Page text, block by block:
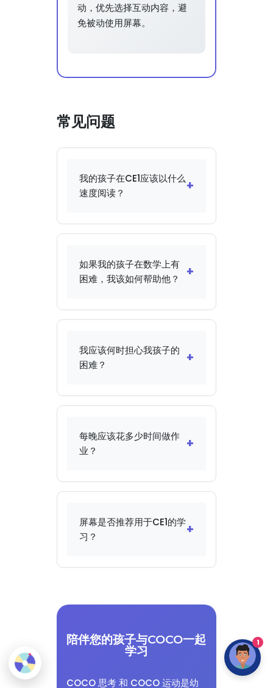
动，优先选择互动内容，避
免被动使用屏幕。
常见问题
我的孩子在CE1应该以什么
速度阅读？
+
该以每分钟约50-60个单词
80-100个单词的速度。这个
速度应该伴随着对文本的良
得较慢，首先要优先考虑理
如果我的孩子在数学上有
困难，我该如何帮助他？
+
念：用瓶盖计数，用橡皮泥
问题。将练习分解为简单的
步骤，并重视每一个小进
样的教育应用可以使学习更
我应该何时担心我孩子的
困难？
+
持续，或者如果您的孩子对
为问题，或者您观察到与同
龄人之间有显著差距，请提
评估，以确定是否存在特定
每晚应该花多少时间做作
业？
+
15-20分钟。优先考虑质量
草率完成的一页更好。如果
您的孩子花费的时间远远超
通，以调整工作量。
屏幕是否推荐用于CE1的学
习？
+
互动内容。应用程序COCO
遵循这些原则，每使用15分
陪伴您的孩子与COCO一起
学习
COCO 思考 和 COCO 运动是幼
1